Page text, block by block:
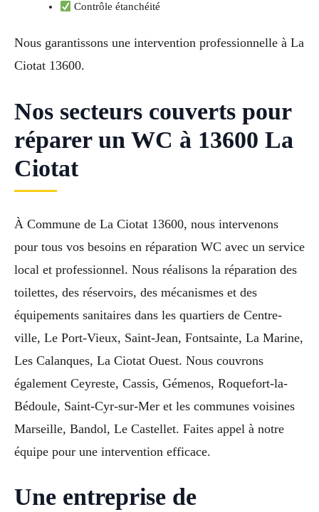
Contrôle étanchéité
Nous garantissons une intervention professionnelle à La
Ciotat 13600.
Nos secteurs couverts pour
réparer un WC à 13600 La
Ciotat
À Commune de La Ciotat 13600, nous intervenons
pour tous vos besoins en réparation WC avec un service
local et professionnel. Nous réalisons la réparation des
toilettes, des réservoirs, des mécanismes et des
équipements sanitaires dans les quartiers de Centre-
ville, Le Port-Vieux, Saint-Jean, Fontsainte, La Marine,
Les Calanques, La Ciotat Ouest. Nous couvrons
également Ceyreste, Cassis, Gémenos, Roquefort-la-
Bédoule, Saint-Cyr-sur-Mer et les communes voisines
Marseille, Bandol, Le Castellet. Faites appel à notre
équipe pour une intervention efficace.
Une entreprise de